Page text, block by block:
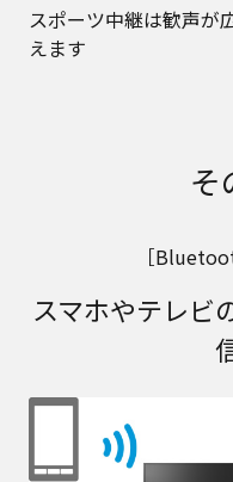
スポーツ中継は歓声が
えます
そ
［
スマホやテレビ